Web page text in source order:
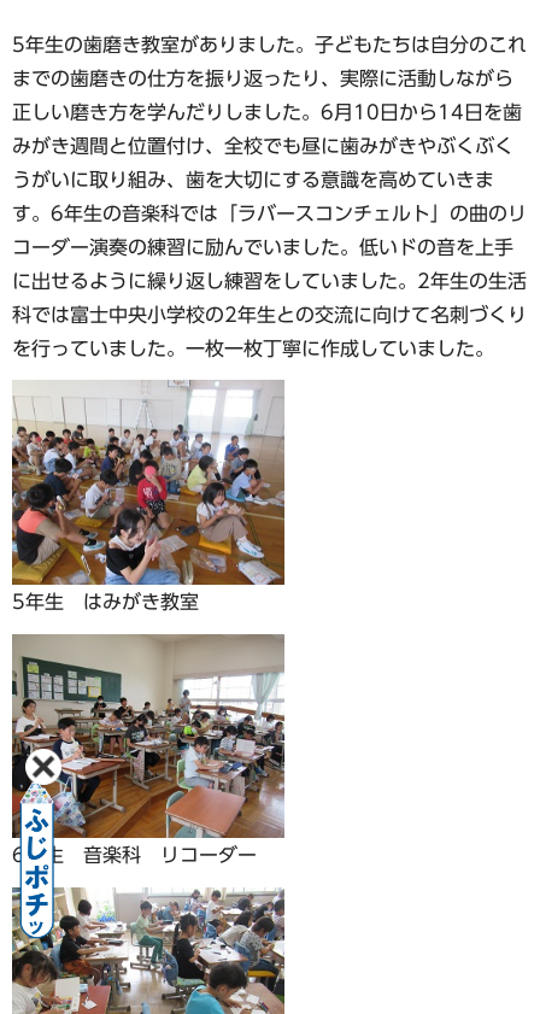
5年生の歯磨き教室がありました。子どもたちは自分のこれ
までの歯磨きの仕方を振り返ったり、実際に活動しながら
正しい磨き方を学んだりしました。6月10日から14日を歯
みがき週間と位置付け、全校でも昼に歯みがきやぶくぶく
うがいに取り組み、歯を大切にする意識を高めていきま
す。6年生の音楽科では「ラバースコンチェルト」の曲のリ
コーダー演奏の練習に励んでいました。低いドの音を上手
に出せるように繰り返し練習をしていました。2年生の生活
科では富士中央小学校の2年生との交流に向けて名刺づくり
を行っていました。一枚一枚丁寧に作成していました。
5年生 はみがき教室
6年生 音楽科 リコーダー